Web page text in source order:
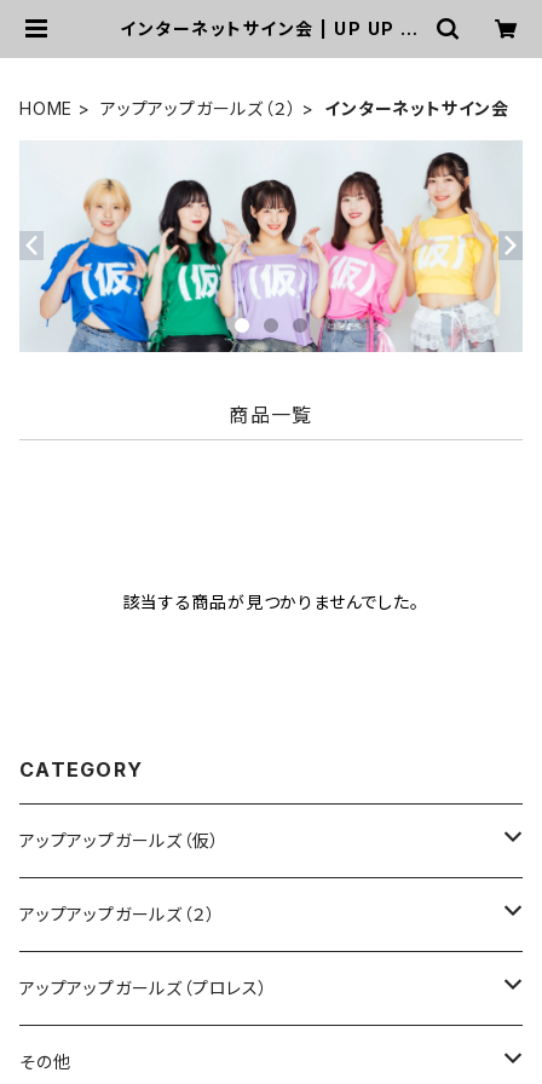
インターネットサイン会 | UP UP GI
HOME アップアップガールズ（２） インターネットサイン会
商品一覧
該当する商品が見つかりませんでした。
CATEGORY
アップアップガールズ（仮）
CD・DVD・Blu-ray
Tシャツ
other
アップアップガールズ（２）
Blu-ray
Tシャツ
アップアップガールズ（プロレス）
Tシャツ
その他